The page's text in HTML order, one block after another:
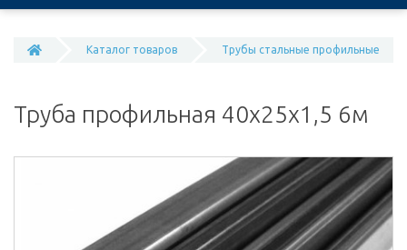
Каталог товаров Трубы стальные профильные
Труба профильная 40х25х1,5 6м